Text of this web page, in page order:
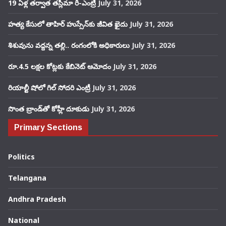
19 ఏళ్ల తర్వాత తస్లీమా రీ-ఎంట్రీ July 31, 2026
హత్య కేసులో తాహిర్ హుస్సేన్‌కు జీవిత ఖైదు July 31, 2026
శిశువును వద్దన్న తల్లి.. రంగంలోకి అధికారులు July 31, 2026
రూ.4.5 లక్షల కోట్లకు కేబినెట్ ఆమోదం July 31, 2026
రియాల్టీ షోలో గిల్ సోదరి ఎంట్రీ July 31, 2026
సొంత బ్రాండ్‌తో కోహ్లీ దూకుడు July 31, 2026
Primary Sections
Politics
Telangana
Andhra Pradesh
National